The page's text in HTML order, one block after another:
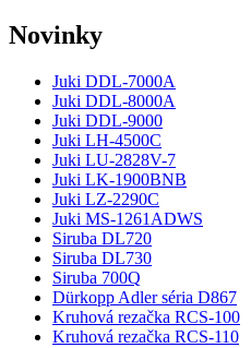
Novinky
Juki DDL-7000A
Juki DDL-8000A
Juki DDL-9000
Juki LH-4500C
Juki LU-2828V-7
Juki LK-1900BNB
Juki LZ-2290C
Juki MS-1261ADWS
Siruba DL720
Siruba DL730
Siruba 700Q
Dürkopp Adler séria D867
Kruhová rezačka RCS-100
Kruhová rezačka RCS-110